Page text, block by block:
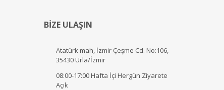
BİZE ULAŞIN
Atatürk mah, İzmir Çeşme Cd. No:106,
35430 Urla/İzmir
08:00-17:00 Hafta İçi Hergün Ziyarete
Açık